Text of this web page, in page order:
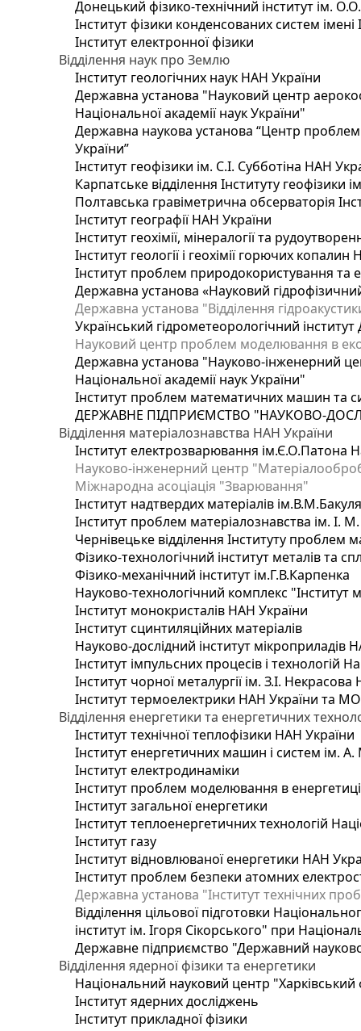
Донецький фізико-технічний інститут ім.
Інститут фізики конденсованих систем
Інститут електронної фізики
Відділення наук про Землю
Інститут геологічних наук НАН України
Державна установа "Науковий центр
Національної академії наук України"
Державна наукова установа “Центр проблем
України”
Інститут геофізики ім. С.І. Субботіна НАН
Карпатське відділення Інституту геофізики
Полтавська гравіметрична обсерваторія
Інститут географії НАН України
Інститут геохімії, мінералогії та
Інститут геології і геохімії горючих
Інститут проблем природокористування та
Державна установа «Науковий
Державна установа "Відділення
Український гідрометеорологічний
Науковий центр проблем моделювання в
Державна установа "Науково-інженерний
Національної академії наук України"
Інститут проблем математичних машин та
ДЕРЖАВНЕ ПІДПРИЄМСТВО "НАУКОВО-
Відділення матеріалознавства НАН України
Інститут електрозварювання ім.Є.О.Патона
Науково-інженерний центр
Міжнародна асоціація "Зварювання"
Інститут надтвердих матеріалів
Інститут проблем матеріалознавства ім. І.
Чернівецьке відділення Інституту проблем
Фізико-технологічний інститут металів та
Фізико-механічний інститут ім.Г.В.Карпенка
Науково-технологічний комплекс "Інститут
Інститут монокристалів НАН України
Інститут сцинтиляційних матеріалів
Науково-дослідний інститут мікроприладів
Інститут імпульсних процесів і технологій
Інститут чорної металургії ім. З.І.
Інститут термоелектрики НАН України та
Відділення енергетики та енергетичних
Інститут технічної теплофізики НАН України
Інститут енергетичних машин і систем ім.
Інститут електродинаміки
Інститут проблем моделювання в
Інститут загальної енергетики
Інститут теплоенергетичних технологій
Інститут газу
Інститут відновлюваної енергетики НАН
Інститут проблем безпеки атомних
Державна установа "Інститут технічних
Відділення цільової підготовки
інститут ім. Ігоря Сікорського" при
Державне підприємство "Державний
Відділення ядерної фізики та енергетики
Національний науковий центр "Харківський
Інститут ядерних досліджень
Інститут прикладної фізики